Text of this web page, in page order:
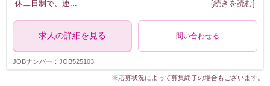
休二日制で、連
[続きを読む]
求人の詳細を見る 問い合わせる
JOBナンバー：JOB525103
※応募状況によって募集終了の場合もございます。